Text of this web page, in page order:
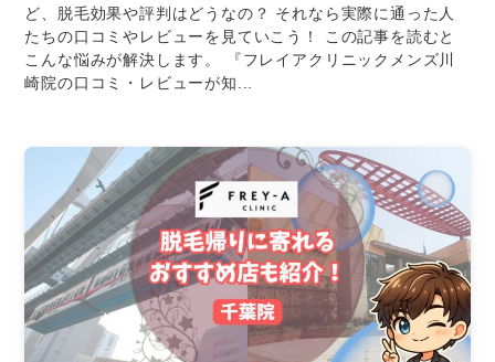
ど、脱毛効果や評判はどうなの？ それなら実際に通った人
たちの口コミやレビューを見ていこう！ この記事を読むと
こんな悩みが解決します。 『フレイアクリニックメンズ川
崎院の口コミ・レビューが知...